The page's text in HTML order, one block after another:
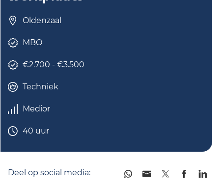
Oldenzaal
MBO
€2.700 - €3.500
Techniek
Medior
40 uur
Deel op social media: